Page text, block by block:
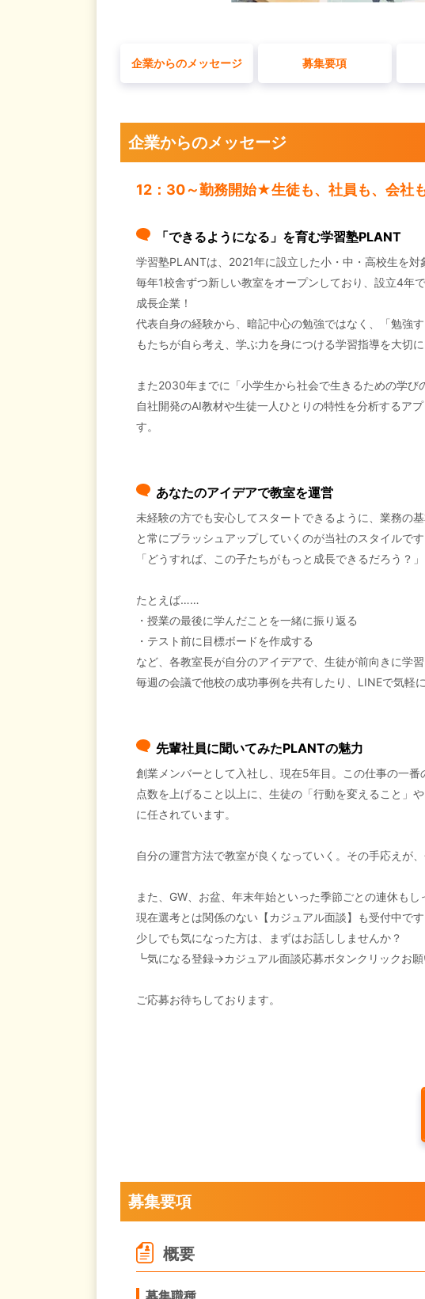
企業からのメッセージ 募集要項
企業からのメッセージ
12：30～勤務開始★生徒も、社員も、会社
「できるようになる」を育む学習塾PLANT
学習塾PLANTは、2021年に設立した小・中・高校生を対
毎年1校舎ずつ新しい教室をオープンしており、設立4年
成長企業！
代表自身の経験から、暗記中心の勉強ではなく、「勉強
もたちが自ら考え、学ぶ力を身につける学習指導を大切に
また2030年までに「小学生から社会で生きるための学び
自社開発のAI教材や生徒一人ひとりの特性を分析するア
す。
あなたのアイデアで教室を運営
未経験の方でも安心してスタートできるように、業務の
と常にブラッシュアップしていくのが当社のスタイルです
「どうすれば、この子たちがもっと成長できるだろう？
たとえば……
・授業の最後に学んだことを一緒に振り返る
・テスト前に目標ボードを作成する
など、各教室長が自分のアイデアで、生徒が前向きに学
毎週の会議で他校の成功事例を共有したり、LINEで気軽
先輩社員に聞いてみたPLANTの魅力
創業メンバーとして入社し、現在5年目。この仕事の一番
点数を上げること以上に、生徒の「行動を変えること」
に任されています。
自分の運営方法で教室が良くなっていく。その手応えが
また、GW、お盆、年末年始といった季節ごとの連休も
現在選考とは関係のない【カジュアル面談】も受付中です
少しでも気になった方は、まずはお話ししませんか？
┗気になる登録→カジュアル面談応募ボタンクリックお
ご応募お待ちしております。
募集要項
概要